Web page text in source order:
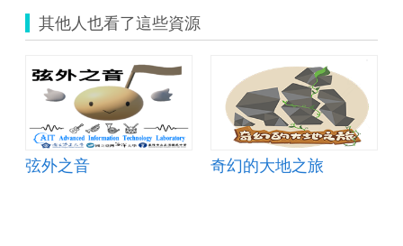
其他人也看了這些資源
弦外之音 奇幻的大地之旅